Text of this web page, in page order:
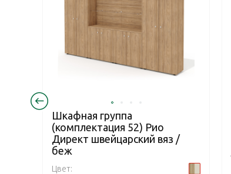
Шкафная группа
(комплектация 52) Рио
Директ швейцарский вяз /
беж
Цвет: